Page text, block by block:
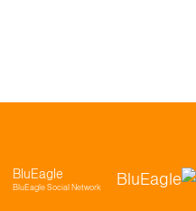
أسئلة واجابات الموناليزا
BluEagle
BluEagle Social Network